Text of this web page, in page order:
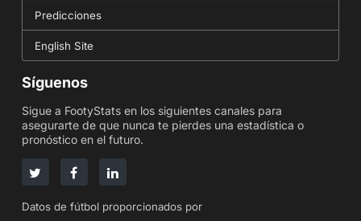
Predicciones
English Site
Síguenos
Sigue a FootyStats en los siguientes canales para
asegurarte de que nunca te pierdes una estadística o
pronóstico en el futuro.
Datos de fútbol proporcionados por